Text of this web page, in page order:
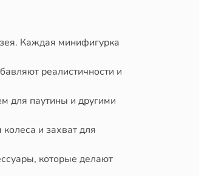
Каждая минифигурка
реалистичности и
для паутины и другими
и захват для
которые делают